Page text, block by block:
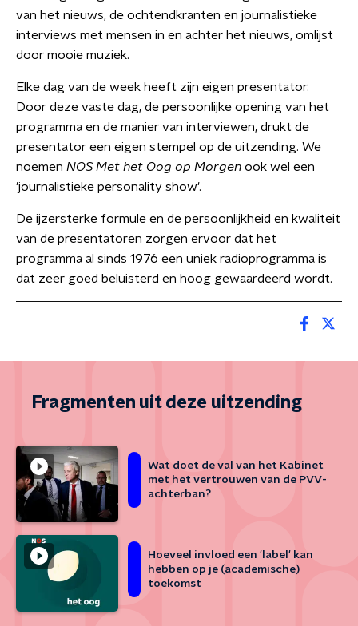
van het nieuws, de ochtendkranten en journalistieke
interviews met mensen in en achter het nieuws, omlijst
door mooie muziek.
Elke dag van de week heeft zijn eigen presentator.
Door deze vaste dag, de persoonlijke opening van het
programma en de manier van interviewen, drukt de
presentator een eigen stempel op de uitzending. We
noemen NOS Met het Oog op Morgen ook wel een
'journalistieke personality show'.
De ijzersterke formule en de persoonlijkheid en kwaliteit
van de presentatoren zorgen ervoor dat het
programma al sinds 1976 een uniek radioprogramma is
dat zeer goed beluisterd en hoog gewaardeerd wordt.
Fragmenten uit deze uitzending
Wat doet de val van het Kabinet
met het vertrouwen van de PVV-
achterban?
Hoeveel invloed een 'label' kan
hebben op je (academische)
toekomst